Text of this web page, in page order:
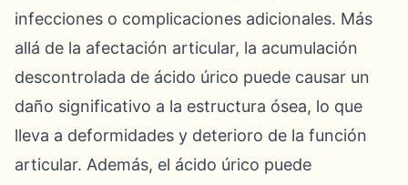
infecciones o complicaciones adicionales. Más
allá de la afectación articular, la acumulación
descontrolada de ácido úrico puede causar un
daño significativo a la estructura ósea, lo que
lleva a deformidades y deterioro de la función
articular. Además, el ácido úrico puede